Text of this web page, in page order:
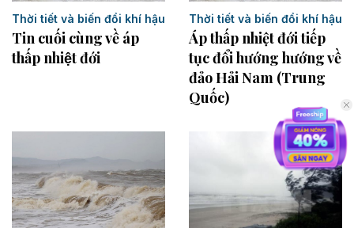
Thời tiết và biến đổi khí hậu
Tin cuối cùng về áp
thấp nhiệt đới
Thời tiết và biến đổi khí hậu
Áp thấp nhiệt đới tiếp
tục đổi hướng hướng về
đảo Hải Nam (Trung
Quốc)